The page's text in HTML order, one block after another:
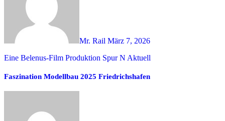
Mr. Rail März 7, 2026
Eine Belenus-Film Produktion Spur N Aktuell
Faszination Modellbau 2025 Friedrichshafen